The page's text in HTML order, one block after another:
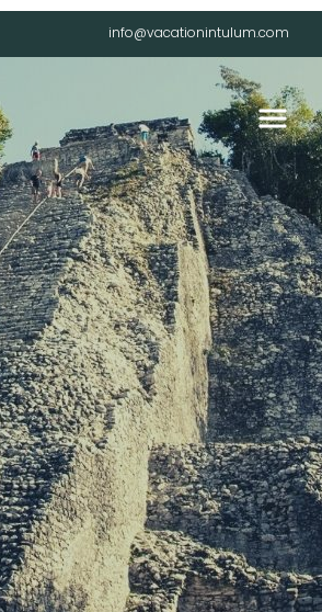
info@vacationintulum.com